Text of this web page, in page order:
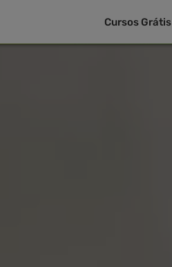
Cursos Grátis